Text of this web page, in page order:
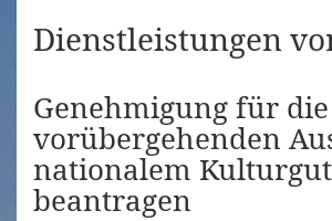
Dienstleistungen
Genehmigung für die
vorübergehenden
nationalem Kulturgut
beantragen